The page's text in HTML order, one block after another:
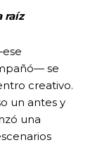
raíz
se
creativo.
un antes y
una